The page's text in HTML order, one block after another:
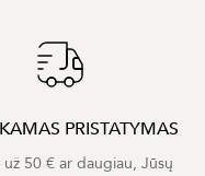
PRISTATYMAS
už 50 € ar daugiau, Jūsų